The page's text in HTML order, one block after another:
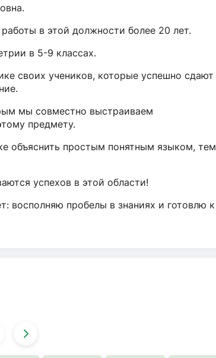
в этой должности более 20 лет.
в 5-9 классах.
своих учеников, которые успешно сдают
мы совместно выстраиваем
предмету.
объяснить простым понятным языком, тем
успехов в этой области!
восполняю пробелы в знаниях и готовлю к